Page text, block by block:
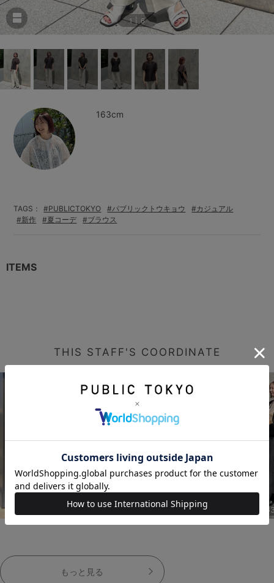
1 6
163cm
TAGS： #PUBLICTOKYO #パブリックトウキョウ
#カジュアル
#新作
#夏コーデ #ブラウス
ITEMS
THIS STAFF'S COORDINATE
163cm
もっと見る